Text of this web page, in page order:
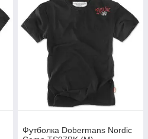
Футболка Dobermans Nordic